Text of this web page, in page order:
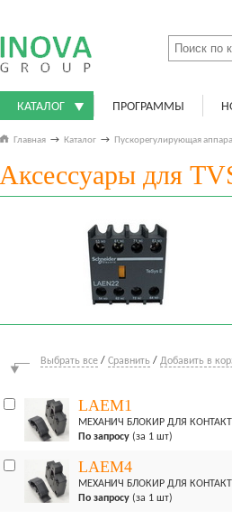
КАТАЛОГ ПРОГРАММЫ
Главная → Каталог → Пускорегулирующая
Аксессуары для
Выбрать все / Сравнить / Добавить в
LAEM1
МЕХАНИЧ БЛОКИР ДЛЯ
По запросу (за 1 шт)
LAEM4
МЕХАНИЧ БЛОКИР ДЛЯ
По запросу (за 1 шт)